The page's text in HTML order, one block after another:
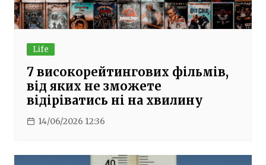
Life
7 високорейтингових фільмів,
від яких не зможете
відіріватись ні на хвилину
14/06/2026 12:36